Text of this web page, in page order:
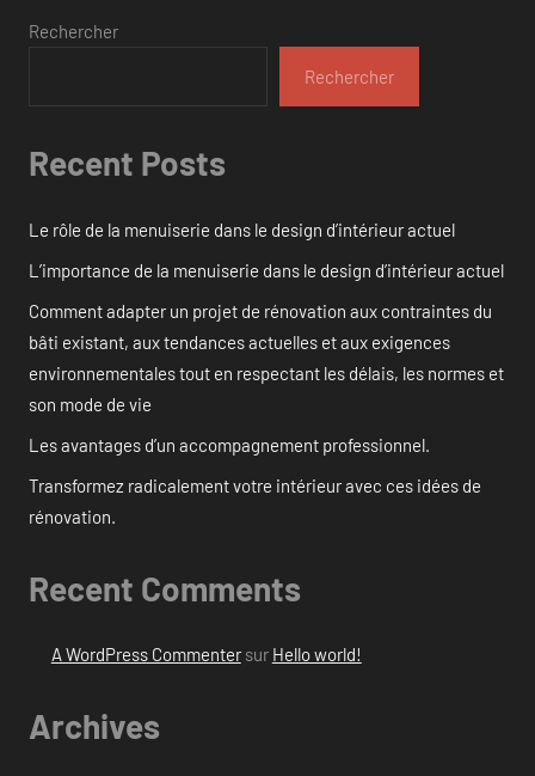
Rechercher
Rechercher
Recent Posts
Le rôle de la menuiserie dans le design d’intérieur actuel
L’importance de la menuiserie dans le design d’intérieur actuel
Comment adapter un projet de rénovation aux contraintes du
bâti existant, aux tendances actuelles et aux exigences
environnementales tout en respectant les délais, les normes et
son mode de vie
Les avantages d’un accompagnement professionnel.
Transformez radicalement votre intérieur avec ces idées de
rénovation.
Recent Comments
A WordPress Commentersur Hello world!
Archives